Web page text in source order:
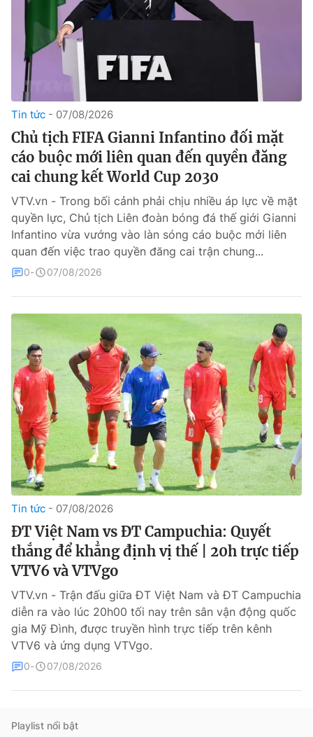
THỜI BÁO VTV
Theo dõi báo trên
Cơ quan chủ quản:Đài Truyền hình Việt Nam
Cơ quan báo chí: Thời báo VTV
Giấy phép hoạt động báo in và báo điện tử số 483/GP-BTTTT
cấp ngày 29/12/2023
Tổng Biên tập:Vũ Thanh Thủy
Phó Tổng Biên tập:Nguyễn Thị Mỹ Hạnh, Phạm Quốc Thắng,
Ðiện thoại Thời báo VTV:024.66 897 897
Liên hệ quảng cáo:0966 196 377
Email:toasoan@vtv.vn
® Cấm sao chép dưới mọi hình thức nếu không có sự chấp
thuận bằng văn bản. Ghi rõ nguồn VTV.vn khi phát hành lại
thông tin từ website này.
Tin tức 07/08/2026
Chủ tịch FIFA Gianni Infantino đối mặt
cáo buộc mới liên quan đến quyền đăng
cai chung kết World Cup 2030
VTV.vn - Trong bối cảnh phải chịu nhiều áp lực về mặt
quyền lực, Chủ tịch Liên đoàn bóng đá thế giới Gianni
Infantino vừa vướng vào làn sóng cáo buộc mới liên
quan đến việc trao quyền đăng cai trận chung...
0 07/08/2026
Tin tức 07/08/2026
ĐT Việt Nam vs ĐT Campuchia: Quyết
thắng để khẳng định vị thế | 20h trực tiếp
VTV6 và VTVgo
VTV.vn - Trận đấu giữa ĐT Việt Nam và ĐT Campuchia
diễn ra vào lúc 20h00 tối nay trên sân vận động quốc
gia Mỹ Đình, được truyền hình trực tiếp trên kênh
VTV6 và ứng dụng VTVgo.
0 07/08/2026
Playlist nổi bật